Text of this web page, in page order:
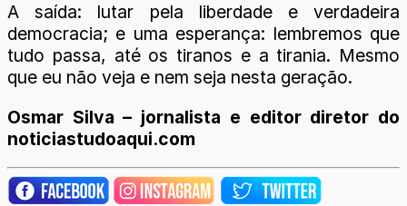
A saída: lutar pela liberdade e verdadeira
democracia; e uma esperança: lembremos que
tudo passa, até os tiranos e a tirania. Mesmo
que eu não veja e nem seja nesta geração.
Osmar Silva – jornalista e editor diretor do
noticiastudoaqui.com